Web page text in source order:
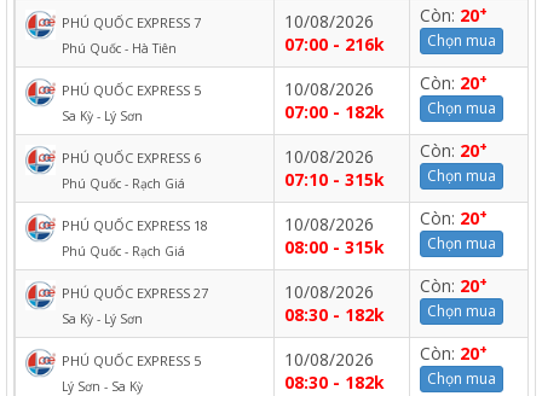
PHÚ QUỐC EXPRESS 7
Phú Quốc - Hà Tiên
10/08/2026
07:00 - 216k
Còn: 20+
Chọn mua
PHÚ QUỐC EXPRESS 5
Sa Kỳ - Lý Sơn
10/08/2026
07:00 - 182k
Còn: 20+
Chọn mua
PHÚ QUỐC EXPRESS 6
Phú Quốc - Rạch Giá
10/08/2026
07:10 - 315k
Còn: 20+
Chọn mua
PHÚ QUỐC EXPRESS 18
Phú Quốc - Rạch Giá
10/08/2026
08:00 - 315k
Còn: 20+
Chọn mua
PHÚ QUỐC EXPRESS 27
Sa Kỳ - Lý Sơn
10/08/2026
08:30 - 182k
Còn: 20+
Chọn mua
PHÚ QUỐC EXPRESS 5
Lý Sơn - Sa Kỳ
10/08/2026
08:30 - 182k
Còn: 20+
Chọn mua